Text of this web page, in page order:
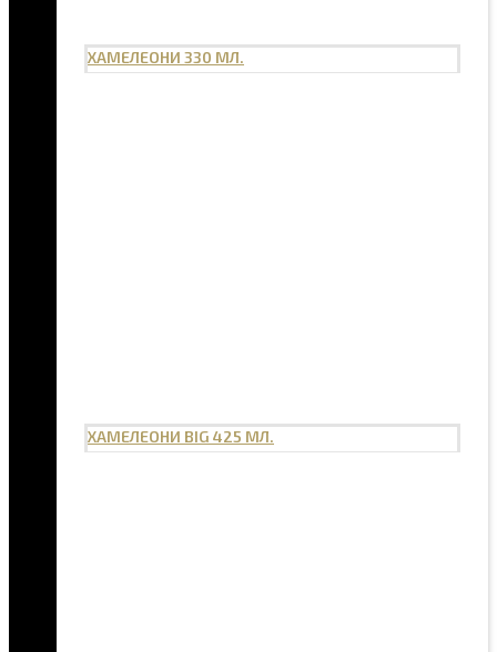
ХАМЕЛЕОНИ 330 МЛ.
ХАМЕЛЕОНИ BIG 425 МЛ.